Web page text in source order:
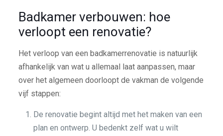
Badkamer verbouwen: hoe
verloopt een renovatie?
Het verloop van een badkamerrenovatie is natuurlijk
afhankelijk van wat u allemaal laat aanpassen, maar
over het algemeen doorloopt de vakman de volgende
vijf stappen:
De renovatie begint altijd met het maken van een
plan en ontwerp. U bedenkt zelf wat u wilt